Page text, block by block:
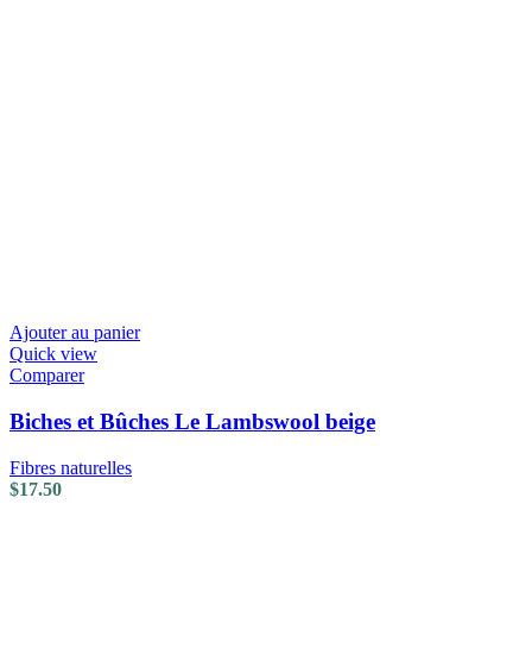
Ajouter au panier
Quick view
Comparer
Biches et Bûches Le Lambswool beige
Fibres naturelles
$17.50